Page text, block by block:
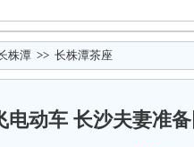
株潭 >> 长株潭茶座
电动车 长沙夫妻准